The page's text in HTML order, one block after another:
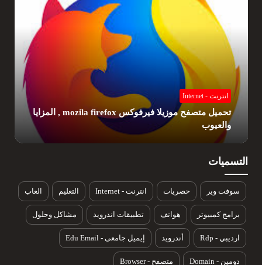
انترنت - Internet
تحميل متصفح موزيلا فيرفوكس mozila firefox , المزايا
والعيوب
التسميات
سوفت وير حصريات انترنت - Internet التعليم العاب
برامج كمبيوتر هواتف تطبيقات اندرويد مشاكل وحلول
ارديبي - Rdp أندرويد إيميل جامعى - Edu Email
دومين - Domain متصفح - Browser